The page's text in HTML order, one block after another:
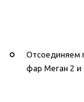
Отсоединяем
фар Меган 2 и